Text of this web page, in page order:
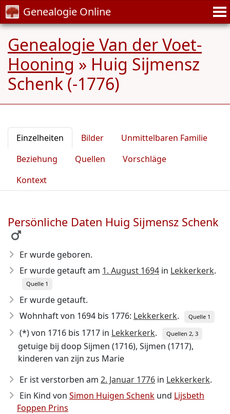
Genealogie Online
Genealogie Van der Voet-
Hooning » Huig Sijmensz
Schenk (-1776)
Einzelheiten Bilder
Unmittelbaren Familie
Beziehung
Quellen
Vorschläge
Kontext
Persönliche Daten Huig Sijmensz Schenk
Er wurde geboren.
Er wurde getauft am 1. August 1694 in Lekkerkerk.
Quelle 1
Er wurde getauft.
Wohnhaft von 1694 bis 1776: Lekkerkerk. Quelle 1
(*) von 1716 bis 1717 in Lekkerkerk. Quellen 2, 3
getuige bij doop Sijmen (1716), Sijmen (1717),
kinderen van zijn zus Marie
Er ist verstorben am 2. Januar 1776 in Lekkerkerk.
Ein Kind von Simon Huigen Schenk und Lijsbeth
Foppen Prins